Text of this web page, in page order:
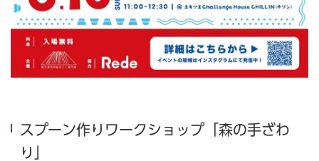
スプーン作りワークショップ「森の手ざわ
り」